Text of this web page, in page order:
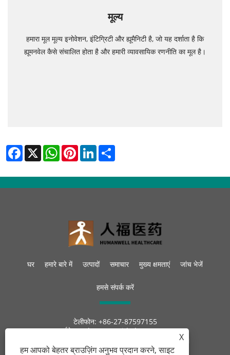
मूल्य
हमारा मूल मूल्य इनोवेशन, इंटिग्रिटी और ह्यूमैनिटी है, जो यह दर्शाता है कि
ह्यूमनवेल कैसे संचालित होता है और हमारी व्यावसायिक रणनीति का मूल है।
Facebook
X WhatsAppPinterestLinkedIn
घर हमारे बारे में उत्पादों समाचार मुख्य क्षमताएं जांच भेजें
हमसे संपर्क करें
टेलीफोन: +86-27-87597155
ईमेल:sales@steroid-chem.com
गेडियन आर्थिक विकास जिला, ई-झोउ शहर, हुबेई, चीन।
X
हम आपको बेहतर ब्राउज़िंग अनुभव प्रदान करने, साइट